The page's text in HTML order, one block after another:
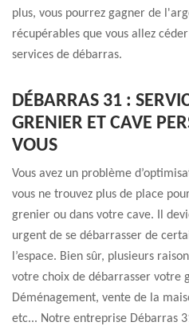
plus, vous pourrez gagner de
récupérables que vous allez
services de débarras.
DÉBARRAS 31 :
GRENIER ET CAVE
VOUS
Vous avez un problème
vous ne trouvez plus de place
grenier ou dans votre cave. Il
urgent de se débarrasser de
l’espace. Bien sûr, plusieurs
votre choix de débarrasser votre
Déménagement, vente de la
etc... Notre entreprise Débarras